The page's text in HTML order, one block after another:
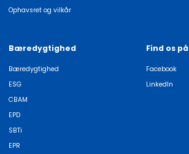
Ophavsret og vilkår
Bæredygtighed
Bæredygtighed
ESG
CBAM
EPD
SBTi
EPR
Find os på
Facebook
LinkedIn